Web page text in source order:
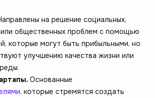
на решение социальных,
или общественных проблем с помощью
которые могут быть прибыльными, но
улучшению качества жизни или
Основанные
, которые стремятся создать